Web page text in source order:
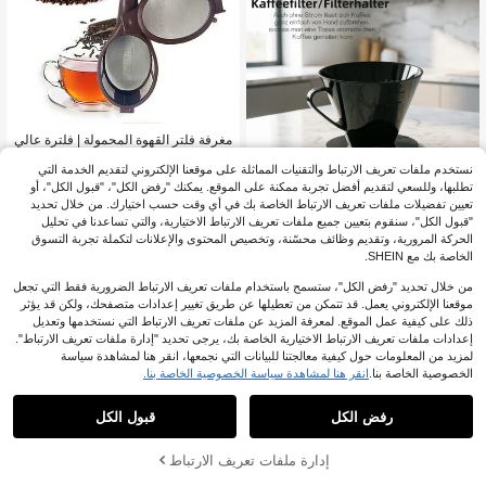
حامل فلتر القهوة، حتى 4 أكواب من القهو
ة، حامل فلتر عملي مصنوع من البلاستيك
مغرفة فلتر القهوة المحمولة | فلترة عالي
صانعات القهوة وهواة الخبز، مصنوعة من
مواد بلاستيكية، مغرفة فلتر القهوة، أداة
شبكة تصفية المسحوق. فلتر قهوة قابل لإ
عادة الاستخدام، اكسسوارات القهوة. الم
طبخ والطعام، متين.
1/2/3/4 قطع فلاتر صانع القهوة، متوافقة
مع فلاتر مياه Saeco AquaClean CA69
03 البديلة، فلتر قهوة متوافق، مرطب ميا
8 .02€
%1-
8.18€
1
نستخدم ملفات تعريف الارتباط والتقنيات المماثلة على موقعنا الإلكتروني لتقديم الخدمة التي
تطلبها، وللسعي لتقديم أفضل تجربة ممكنة على الموقع. يمكنك "رفض الكل"، "قبول الكل"، أو
تعيين تفضيلات ملفات تعريف الارتباط الخاصة بك في أي وقت حسب اختيارك. من خلال تحديد
"قبول الكل"، سنقوم بتعيين جميع ملفات تعريف الارتباط الاختيارية، والتي تساعدنا في تحليل
الحركة المرورية، وتقديم وظائف محسّنة، وتخصيص المحتوى والإعلانات لتكملة تجربة التسوق
الخاصة بك مع SHEIN.
من خلال تحديد "رفض الكل"، ستسمح باستخدام ملفات تعريف الارتباط الضرورية فقط التي تجعل
موقعنا الإلكتروني يعمل. قد تتمكن من تعطيلها عن طريق تغيير إعدادات متصفحك، ولكن قد يؤثر
ذلك على كيفية عمل الموقع. لمعرفة المزيد عن ملفات تعريف الارتباط التي نستخدمها وتعديل
إعدادات ملفات تعريف الارتباط الاختيارية الخاصة بك، يرجى تحديد "إدارة ملفات تعريف الارتباط".
لمزيد من المعلومات حول كيفية معالجتنا للبيانات التي نجمعها، انقر هنا لمشاهدة سياسة
الخصوصية الخاصة بنا. انقر هنا لمشاهدة سياسة الخصوصية الخاصة بنا.
رفض الكل قبول الكل
إدارة ملفات تعريف الارتباط